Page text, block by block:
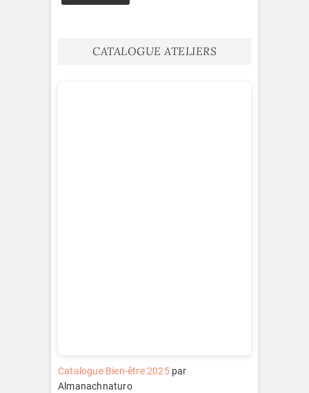
CATALOGUE ATELIERS
Catalogue Bien-être 2025par
Almanachnaturo